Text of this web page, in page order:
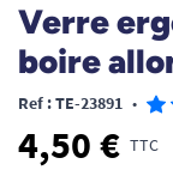
Verre
boire
Ref : TE-23891 •
4,50 € TTC